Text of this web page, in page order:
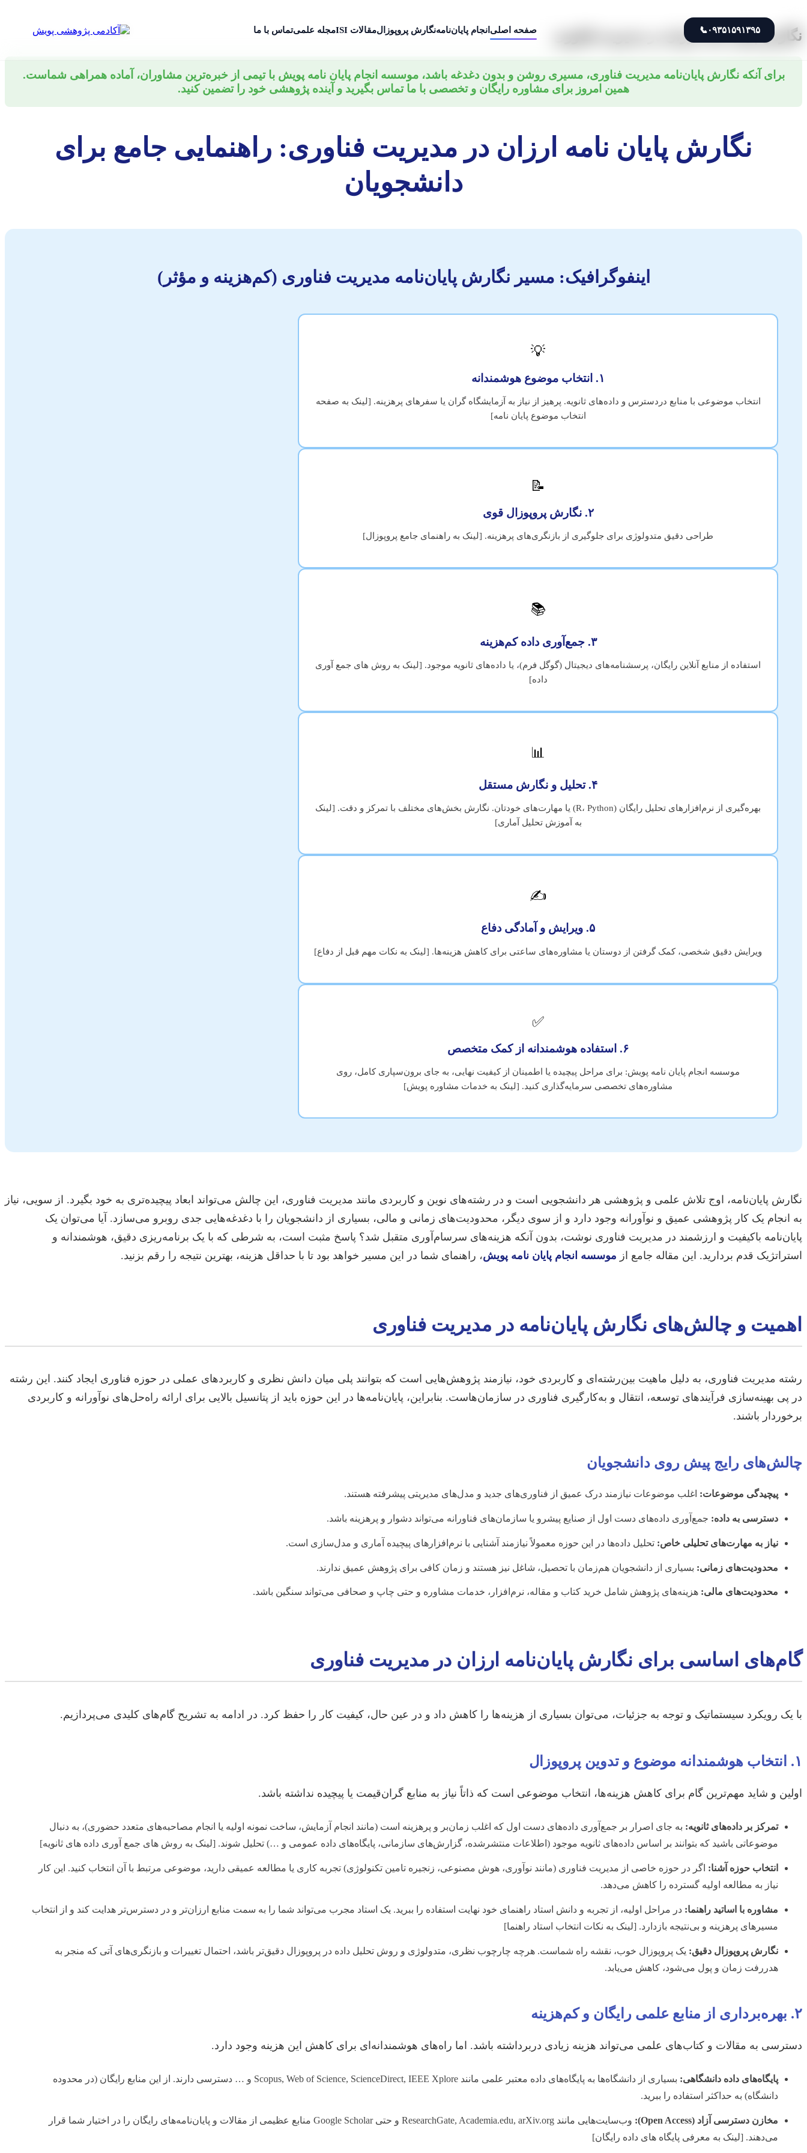
۰۹۳۵۱۵۹۱۳۹۵📞 صفحه اصلی انجام پایان‌نامهنگارش پروپوزالمقالات ISI مجله علمیتماس با ما نگارش پایان نامه ارزان در مدیریت فناوری
برای آنکه نگارش پایان‌نامه مدیریت فناوری، مسیری روشن و بدون دغدغه باشد، موسسه انجام پایان نامه پویش با تیمی از خبره‌ترین مشاوران، آماده همراهی شماست.
همین امروز برای مشاوره رایگان و تخصصی با ما تماس بگیرید و آینده پژوهشی خود را تضمین کنید.
نگارش پایان نامه ارزان در مدیریت فناوری: راهنمایی جامع برای
دانشجویان
اینفوگرافیک: مسیر نگارش پایان‌نامه مدیریت فناوری (کم‌هزینه و مؤثر)
💡
۱. انتخاب موضوع هوشمندانه
انتخاب موضوعی با منابع دردسترس و داده‌های ثانویه. پرهیز از نیاز به آزمایشگاه گران یا سفرهای پرهزینه. [لینک به صفحه
انتخاب موضوع پایان نامه]
📝
۲. نگارش پروپوزال قوی
طراحی دقیق متدولوژی برای جلوگیری از بازنگری‌های پرهزینه. [لینک به راهنمای جامع پروپوزال]
📚
۳. جمع‌آوری داده کم‌هزینه
استفاده از منابع آنلاین رایگان، پرسشنامه‌های دیجیتال (گوگل فرم)، یا داده‌های ثانویه موجود. [لینک به روش های جمع آوری
داده]
📊
۴. تحلیل و نگارش مستقل
بهره‌گیری از نرم‌افزارهای تحلیل رایگان (R، Python) یا مهارت‌های خودتان. نگارش بخش‌های مختلف با تمرکز و دقت. [لینک
به آموزش تحلیل آماری]
✍️
۵. ویرایش و آمادگی دفاع
ویرایش دقیق شخصی، کمک گرفتن از دوستان یا مشاوره‌های ساعتی برای کاهش هزینه‌ها. [لینک به نکات مهم قبل از دفاع]
✅
۶. استفاده هوشمندانه از کمک متخصص
موسسه انجام پایان نامه پویش: برای مراحل پیچیده یا اطمینان از کیفیت نهایی، به جای برون‌سپاری کامل، روی
مشاوره‌های تخصصی سرمایه‌گذاری کنید. [لینک به خدمات مشاوره پویش]
نگارش پایان‌نامه، اوج تلاش علمی و پژوهشی هر دانشجویی است و در رشته‌های نوین و کاربردی مانند مدیریت فناوری، این چالش می‌تواند ابعاد پیچیده‌تری به خود بگیرد. از سویی، نیاز
به انجام یک کار پژوهشی عمیق و نوآورانه وجود دارد و از سوی دیگر، محدودیت‌های زمانی و مالی، بسیاری از دانشجویان را با دغدغه‌هایی جدی روبرو می‌سازد. آیا می‌توان یک
پایان‌نامه باکیفیت و ارزشمند در مدیریت فناوری نوشت، بدون آنکه هزینه‌های سرسام‌آوری متقبل شد؟ پاسخ مثبت است، به شرطی که با یک برنامه‌ریزی دقیق، هوشمندانه و
استراتژیک قدم بردارید. این مقاله جامع از موسسه انجام پایان نامه پویش، راهنمای شما در این مسیر خواهد بود تا با حداقل هزینه، بهترین نتیجه را رقم بزنید.
اهمیت و چالش‌های نگارش پایان‌نامه در مدیریت فناوری
رشته مدیریت فناوری، به دلیل ماهیت بین‌رشته‌ای و کاربردی خود، نیازمند پژوهش‌هایی است که بتوانند پلی میان دانش نظری و کاربردهای عملی در حوزه فناوری ایجاد کنند. این رشته
در پی بهینه‌سازی فرآیندهای توسعه، انتقال و به‌کارگیری فناوری در سازمان‌هاست. بنابراین، پایان‌نامه‌ها در این حوزه باید از پتانسیل بالایی برای ارائه راه‌حل‌های نوآورانه و کاربردی
برخوردار باشند.
چالش‌های رایج پیش روی دانشجویان
پیچیدگی موضوعات: اغلب موضوعات نیازمند درک عمیق از فناوری‌های جدید و مدل‌های مدیریتی پیشرفته هستند.
دسترسی به داده: جمع‌آوری داده‌های دست اول از صنایع پیشرو یا سازمان‌های فناورانه می‌تواند دشوار و پرهزینه باشد.
نیاز به مهارت‌های تحلیلی خاص: تحلیل داده‌ها در این حوزه معمولاً نیازمند آشنایی با نرم‌افزارهای پیچیده آماری و مدل‌سازی است.
محدودیت‌های زمانی: بسیاری از دانشجویان هم‌زمان با تحصیل، شاغل نیز هستند و زمان کافی برای پژوهش عمیق ندارند.
محدودیت‌های مالی: هزینه‌های پژوهش شامل خرید کتاب و مقاله، نرم‌افزار، خدمات مشاوره و حتی چاپ و صحافی می‌تواند سنگین باشد.
گام‌های اساسی برای نگارش پایان‌نامه ارزان در مدیریت فناوری
با یک رویکرد سیستماتیک و توجه به جزئیات، می‌توان بسیاری از هزینه‌ها را کاهش داد و در عین حال، کیفیت کار را حفظ کرد. در ادامه به تشریح گام‌های کلیدی می‌پردازیم.
۱. انتخاب هوشمندانه موضوع و تدوین پروپوزال
اولین و شاید مهم‌ترین گام برای کاهش هزینه‌ها، انتخاب موضوعی است که ذاتاً نیاز به منابع گران‌قیمت یا پیچیده نداشته باشد.
تمرکز بر داده‌های ثانویه: به جای اصرار بر جمع‌آوری داده‌های دست اول که اغلب زمان‌بر و پرهزینه است (مانند انجام آزمایش، ساخت نمونه اولیه یا انجام مصاحبه‌های متعدد حضوری)، به دنبال
موضوعاتی باشید که بتوانند بر اساس داده‌های ثانویه موجود (اطلاعات منتشرشده، گزارش‌های سازمانی، پایگاه‌های داده عمومی و …) تحلیل شوند. [لینک به روش های جمع آوری داده های ثانویه]
انتخاب حوزه آشنا: اگر در حوزه خاصی از مدیریت فناوری (مانند نوآوری، هوش مصنوعی، زنجیره تامین تکنولوژی) تجربه کاری یا مطالعه عمیقی دارید، موضوعی مرتبط با آن انتخاب کنید. این کار
نیاز به مطالعه اولیه گسترده را کاهش می‌دهد.
مشاوره با اساتید راهنما: در مراحل اولیه، از تجربه و دانش استاد راهنمای خود نهایت استفاده را ببرید. یک استاد مجرب می‌تواند شما را به سمت منابع ارزان‌تر و در دسترس‌تر هدایت کند و از انتخاب
مسیرهای پرهزینه و بی‌نتیجه بازدارد. [لینک به نکات انتخاب استاد راهنما]
نگارش پروپوزال دقیق: یک پروپوزال خوب، نقشه راه شماست. هرچه چارچوب نظری، متدولوژی و روش تحلیل داده در پروپوزال دقیق‌تر باشد، احتمال تغییرات و بازنگری‌های آتی که منجر به
هدررفت زمان و پول می‌شود، کاهش می‌یابد.
۲. بهره‌برداری از منابع علمی رایگان و کم‌هزینه
دسترسی به مقالات و کتاب‌های علمی می‌تواند هزینه زیادی دربرداشته باشد. اما راه‌های هوشمندانه‌ای برای کاهش این هزینه وجود دارد.
پایگاه‌های داده دانشگاهی:
بسیاری از دانشگاه‌ها به پایگاه‌های داده معتبر علمی مانند Scopus, Web of Science, ScienceDirect, IEEE Xplore و … دسترسی دارند. از این منابع رایگان (در محدوده
دانشگاه) به حداکثر استفاده را ببرید.
مخازن دسترسی آزاد (Open Access):
وب‌سایت‌هایی مانند ResearchGate, Academia.edu, arXiv.org و حتی Google Scholar منابع عظیمی از مقالات و پایان‌نامه‌های رایگان را در اختیار شما قرار
می‌دهند. [لینک به معرفی پایگاه های داده رایگان]